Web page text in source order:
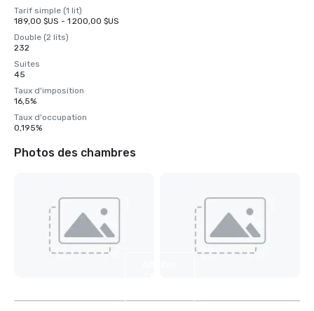
Tarif simple (1 lit)
189,00 $US - 1 200,00 $US
Double (2 lits)
232
Suites
45
Taux d'imposition
16,5%
Taux d'occupation
0,195%
Photos des chambres